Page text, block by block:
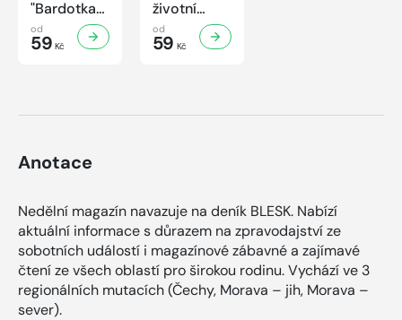
"Bardotka"
Jana
Brejchová
Mezi slávou
od
59 Kč
životní
příběh
sympaťáka
českého
od
59 Kč
Anotace
Nedělní magazín navazuje na deník BLESK. Nabízí
aktuální informace s důrazem na zpravodajství ze
sobotních událostí i magazínové zábavné a zajímavé
čtení ze všech oblastí pro širokou rodinu. Vychází ve 3
regionálních mutacích (Čechy, Morava – jih, Morava –
sever).